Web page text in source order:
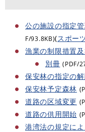
公の施設の指定
F/93.8KB)(スポー
漁業の制限措置
別冊 (PDF/
保安林の指定の
保安林予定森林
道路の区域変更
道路の供用開始
港湾法の規定に